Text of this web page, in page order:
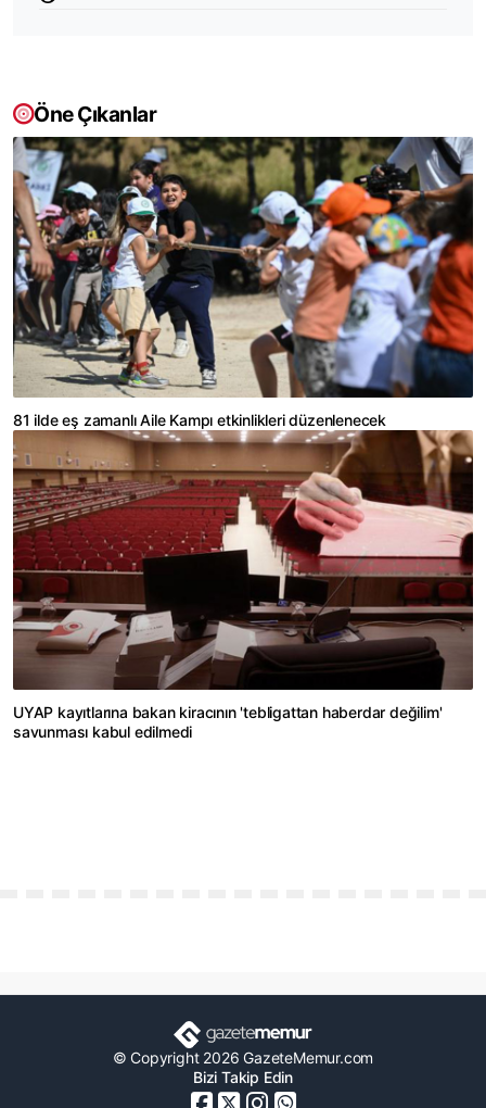
Öne Çıkanlar
81 ilde eş zamanlı Aile Kampı etkinlikleri düzenlenecek
UYAP kayıtlarına bakan kiracının 'tebligattan haberdar değilim'
savunması kabul edilmedi
© Copyright 2026 GazeteMemur.com
Bizi Takip Edin